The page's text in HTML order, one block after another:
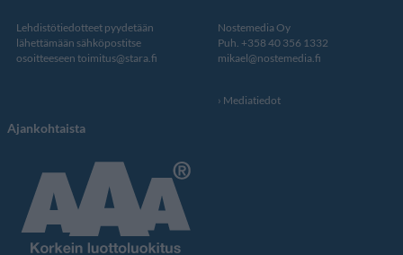
Lehdistötiedotteet pyydetään
lähettämään sähköpostitse
osoitteeseen toimitus@stara.fi
Nostemedia Oy
Puh. +358 40 356 1332
mikael@nostemedia.fi
Mediatiedot
Ajankohtaista